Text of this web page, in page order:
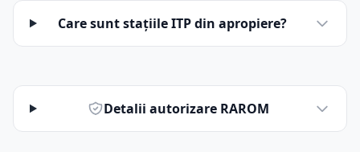
Care sunt stațiile ITP din apropiere?
Detalii autorizare RAROM